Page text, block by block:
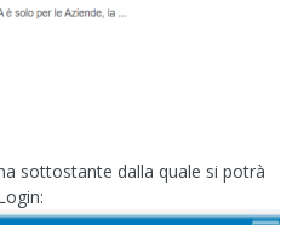
sottostante dalla quale si potrà